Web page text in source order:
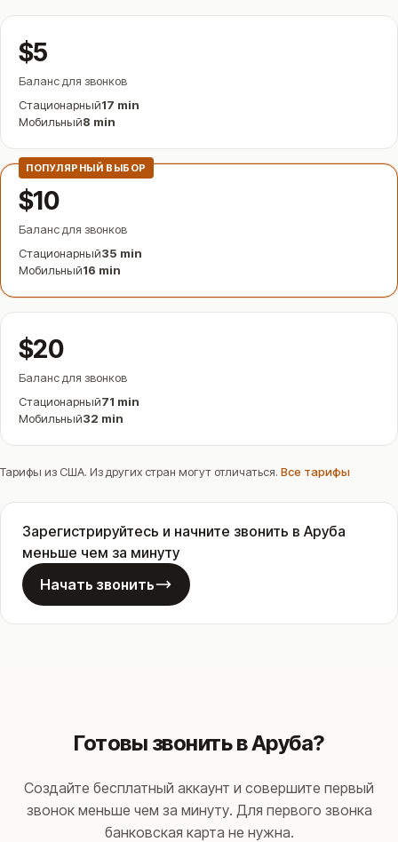
$5
Баланс для звонков
Стационарный17 min
Мобильный8 min
ПОПУЛЯРНЫЙ ВЫБОР
$10
Баланс для звонков
Стационарный35 min
Мобильный16 min
$20
Баланс для звонков
Стационарный71 min
Мобильный32 min
Тарифы из США. Из других стран могут отличаться. Все тарифы
Зарегистрируйтесь и начните звонить в Аруба
меньше чем за минуту
Начать звонить
Готовы звонить в Аруба?
Создайте бесплатный аккаунт и совершите первый
звонок меньше чем за минуту. Для первого звонка
банковская карта не нужна.